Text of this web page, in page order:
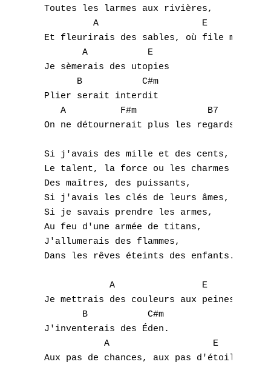
Toutes les larmes aux rivières,
A                   E
Et fleurirais des sables, où file même
        A           E
Je sèmerais des utopies
       B           C#m
Plier serait interdit
    A          F#m             B7
On ne détournerait plus les regards
Si j'avais des mille et des cents,
Le talent, la force ou les charmes
Des maîtres, des puissants,
Si j'avais les clés de leurs âmes,
Si je savais prendre les armes,
Au feu d'une armée de titans,
J'allumerais des flammes,
Dans les rêves éteints des enfants.
             A                E
Je mettrais des couleurs aux peines.
        B           C#m
J'inventerais des Éden.
A                   E
Aux pas de chances, aux pas d'étoiles,
A
B
C
E
F
G
H
J
K
L